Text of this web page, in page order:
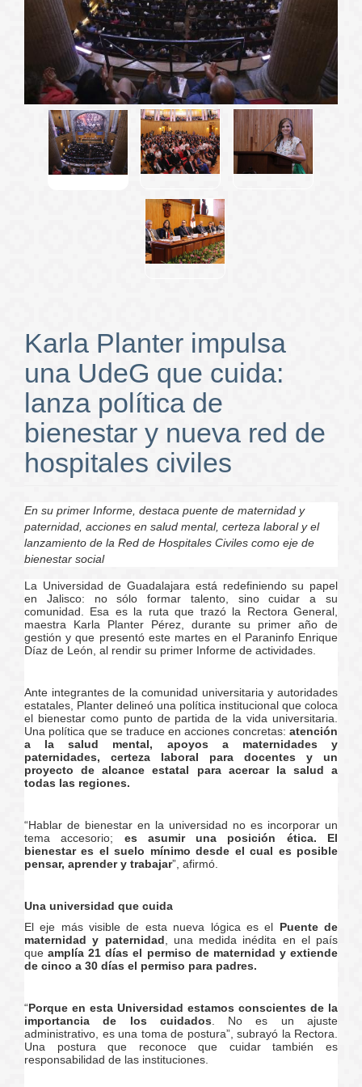
Karla Planter impulsa
una UdeG que cuida:
lanza política de
bienestar y nueva red de
hospitales civiles
En su primer Informe, destaca puente de maternidad y
paternidad, acciones en salud mental, certeza laboral y el
lanzamiento de la Red de Hospitales Civiles como eje de
bienestar social
La Universidad de Guadalajara está redefiniendo su papel
en Jalisco: no sólo formar talento, sino cuidar a su
comunidad. Esa es la ruta que trazó la Rectora General,
maestra Karla Planter Pérez, durante su primer año de
gestión y que presentó este martes en el Paraninfo Enrique
Díaz de León, al rendir su primer Informe de actividades.
Ante integrantes de la comunidad universitaria y autoridades
estatales, Planter delineó una política institucional que coloca
el bienestar como punto de partida de la vida universitaria.
Una política que se traduce en acciones concretas: atención
a la salud mental, apoyos a maternidades y
paternidades, certeza laboral para docentes y un
proyecto de alcance estatal para acercar la salud a
todas las regiones.
“Hablar de bienestar en la universidad no es incorporar un
tema accesorio; es asumir una posición ética. El
bienestar es el suelo mínimo desde el cual es posible
pensar, aprender y trabajar”, afirmó.
Una universidad que cuida
El eje más visible de esta nueva lógica es el Puente de
maternidad y paternidad , una medida inédita en el país
queamplía 21 días el permiso de maternidad y extiende
de cinco a 30 días el permiso para padres.
“Porque en esta Universidad estamos conscientes de la
importancia de los cuidados . No es un ajuste
administrativo, es una toma de postura”, subrayó la Rectora.
Una postura que reconoce que cuidar también es
responsabilidad de las instituciones.